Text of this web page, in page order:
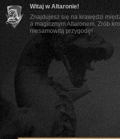
Witaj w Altaronie!
Znajdujesz się na krawędzi
a magicznym Altaronem. Zrób
niesamowitą przygodę!